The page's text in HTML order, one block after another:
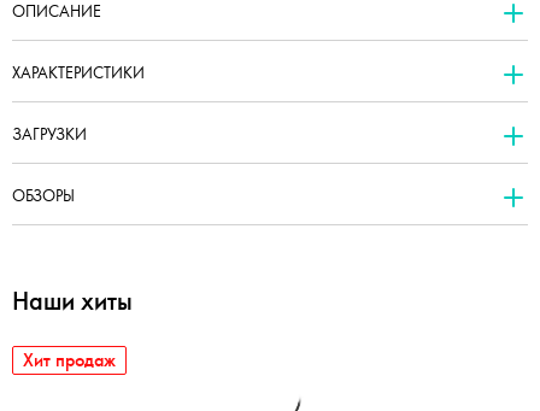
ОПИСАНИЕ
ХАРАКТЕРИСТИКИ
ЗАГРУЗКИ
ОБЗОРЫ
Наши хиты
Хит продаж